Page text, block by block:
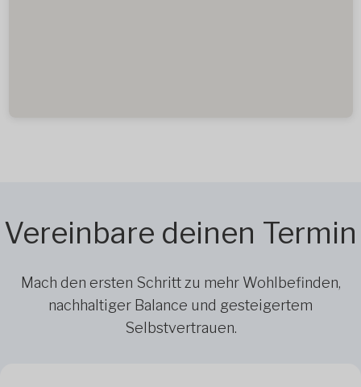
Vereinbare deinen Termin
Mach den ersten Schritt zu mehr Wohlbefinden,
nachhaltiger Balance und gesteigertem
Selbstvertrauen.